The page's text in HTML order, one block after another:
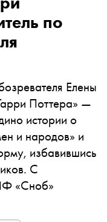
по
Елены
Поттера» —
истории о
и народов» и
избавившись
С
«Сноб»